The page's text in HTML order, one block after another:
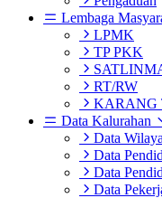
Lembaga
LPMK
TP PKK
RT/RW
KARANG
Data Kalurahan
Data
Data
Data
Data